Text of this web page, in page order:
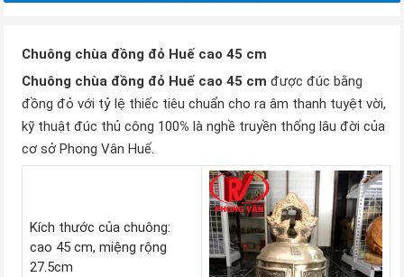
Chuông chùa đồng đỏ Huế cao 45 cm
Chuông chùa đồng đỏ Huế cao 45 cm được đúc bằng
đồng đỏ với tỷ lệ thiếc tiêu chuẩn cho ra âm thanh tuyệt vời,
kỹ thuật đúc thủ công 100℅ là nghề truyền thống lâu đời của
cơ sở Phong Vân Huế.
Kích thước của chuông:
cao 45 cm, miệng rộng
27.5cm